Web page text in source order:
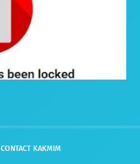
CONTACT KAKMIM